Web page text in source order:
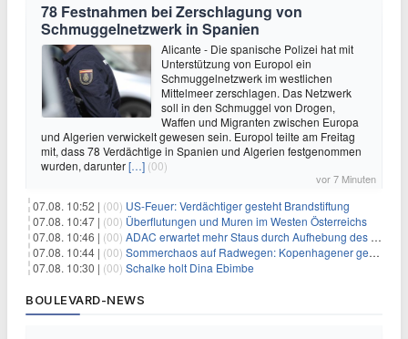
78 Festnahmen bei Zerschlagung von
Schmuggelnetzwerk in Spanien
Alicante - Die spanische Polizei hat mit
Unterstützung von Europol ein
Schmuggelnetzwerk im westlichen
Mittelmeer zerschlagen. Das Netzwerk
soll in den Schmuggel von Drogen,
Waffen und Migranten zwischen Europa
und Algerien verwickelt gewesen sein. Europol teilte am Freitag
mit, dass 78 Verdächtige in Spanien und Algerien festgenommen
wurden, darunter[…] (00)
vor 7 Minuten
07.08. 10:52 | (00) US-Feuer: Verdächtiger gesteht Brandstiftung
07.08. 10:47 | (00) Überflutungen und Muren im Westen Österreichs
07.08. 10:46 | (00) ADAC erwartet mehr Staus durch Aufhebung des Lkw-Fahrverbots
07.08. 10:44 | (00) Sommerchaos auf Radwegen: Kopenhagener genervt von Touristen
07.08. 10:30 | (00) Schalke holt Dina Ebimbe
BOULEVARD-NEWS